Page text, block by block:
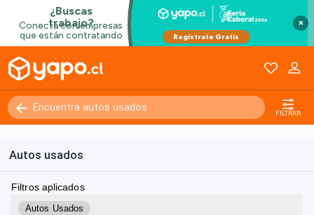
×
FILTRAR
Autos usados
Filtros aplicados
Autos Usados